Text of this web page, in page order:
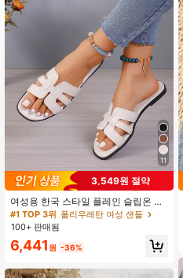
4.83 1.3K 팔로워
4.83 1.3K 팔로워
1.3K 팔로워
4.83 1.3K 팔로워
4.83 1.3K 팔로워
11
3,549원 절약
여성용 한국 스타일 플레인 슬립온 슬
리퍼, 플랫 솔, 여름 패션 야외 착용, 비
치 샌들 발렌타인, 보헤미안
#1 TOP 3위 폴리우레탄 여성 샌들
100+ 판매됨
6,441 원 -36%